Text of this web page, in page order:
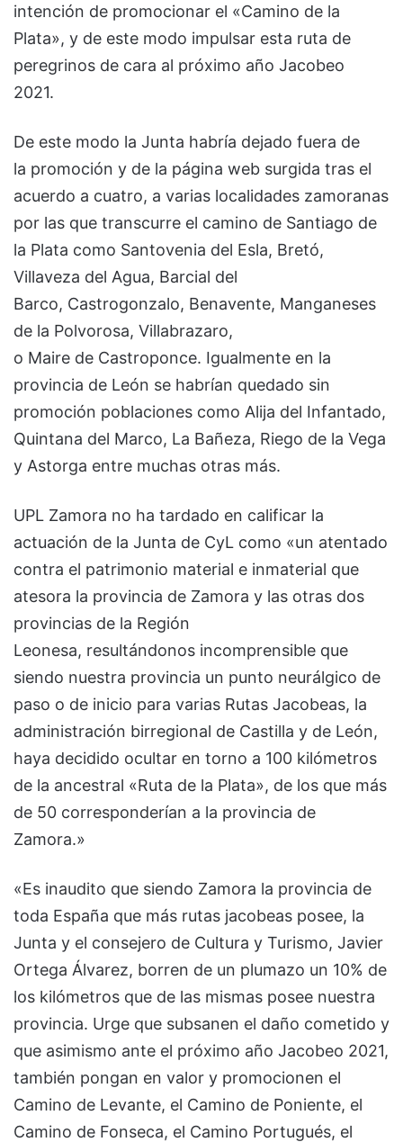
intención de promocionar el «Camino de la
Plata», y de este modo impulsar esta ruta de
peregrinos de cara al próximo año Jacobeo
2021.
De este modo la Junta habría dejado fuera de
la promoción y de la página web surgida tras el
acuerdo a cuatro, a varias localidades zamoranas
por las que transcurre el camino de Santiago de
la Plata como Santovenia del Esla, Bretó,
Villaveza del Agua, Barcial del
Barco, Castrogonzalo, Benavente, Manganeses
de la Polvorosa, Villabrazaro,
o Maire de Castroponce. Igualmente en la
provincia de León se habrían quedado sin
promoción poblaciones como Alija del Infantado,
Quintana del Marco, La Bañeza, Riego de la Vega
y Astorga entre muchas otras más.
UPL Zamora no ha tardado en calificar la
actuación de la Junta de CyL como «un atentado
contra el patrimonio material e inmaterial que
atesora la provincia de Zamora y las otras dos
provincias de la Región
Leonesa, resultándonos incomprensible que
siendo nuestra provincia un punto neurálgico de
paso o de inicio para varias Rutas Jacobeas, la
administración birregional de Castilla y de León,
haya decidido ocultar en torno a 100 kilómetros
de la ancestral «Ruta de la Plata», de los que más
de 50 corresponderían a la provincia de
Zamora.»
«Es inaudito que siendo Zamora la provincia de
toda España que más rutas jacobeas posee, la
Junta y el consejero de Cultura y Turismo, Javier
Ortega Álvarez, borren de un plumazo un 10% de
los kilómetros que de las mismas posee nuestra
provincia. Urge que subsanen el daño cometido y
que asimismo ante el próximo año Jacobeo 2021,
también pongan en valor y promocionen el
Camino de Levante, el Camino de Poniente, el
Camino de Fonseca, el Camino Portugués, el